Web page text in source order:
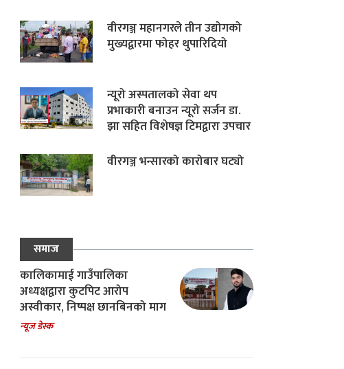
वीरगञ्ज महानगरले तीन उद्योगको
मुख्यद्वारमा फोहर थुपारिदियो
न्यूरो अस्पतालको सेवा थप
प्रभाकारी बनाउन न्यूरो सर्जन डा.
झा सहित विशेषज्ञ टिमद्वारा उपचार
वीरगञ्ज भन्सारको कारोबार घट्यो
समाज
कालिकामाई गाउँपालिका
अध्यक्षद्वारा कुटपिट आरोप
अस्वीकार, निष्पक्ष छानबिनको माग
न्यूज डेस्क